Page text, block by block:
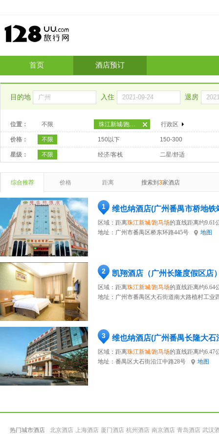
首页 酒店预订
目的地 入住 退房
位置： 不限 珠江新城/跑马场 行政区
价格： 不限 150以下 150-300
星级： 不限 经济/客栈 二星/舒适
综合推荐 价格 距离 搜索到 3家酒店
1 维也纳酒店(广州番禺市桥地铁
区域：距离珠江新城/跑马场的直线距离约9.61
地址： 广州市番禺区桥东环路445号 地图
2 凯翔酒店（广州长隆度假区店
区域：距离珠江新城/跑马场的直线距离约6.64
地址： 广州市番禺区大石街道南大路植村工业
3 维也纳酒店(广州番禺长隆大石
区域：距离珠江新城/跑马场的直线距离约6.47
地址： 番禺区大石街沿江中路28号 地图
热门城市酒店 北京酒店 上海酒店 厦门酒店 杭州酒店 南京酒店 青岛酒店 武汉